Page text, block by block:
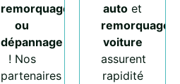
remorquage
ou
dépannage
! Nos
partenaires
auto et
remorquage
voiture
assurent
rapidité